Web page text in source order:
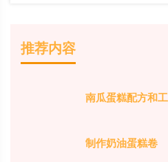
推荐内容
南瓜蛋糕配方和
制作奶油蛋糕卷